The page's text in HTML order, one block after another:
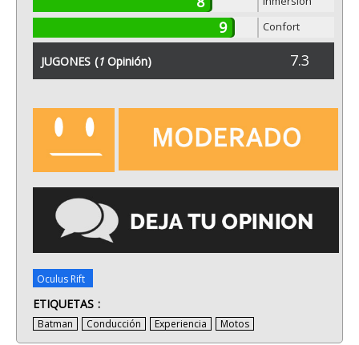
9 Confort
JUGONES (1 Opinión) 7.3
Oculus Rift
ETIQUETAS
Batman Conducción Experiencia Motos